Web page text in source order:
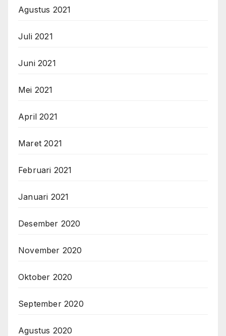
Agustus 2021
Juli 2021
Juni 2021
Mei 2021
April 2021
Maret 2021
Februari 2021
Januari 2021
Desember 2020
November 2020
Oktober 2020
September 2020
Agustus 2020